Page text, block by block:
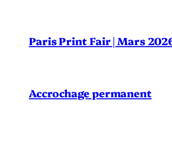
Paris Print Fair | Mars
Accrochage permanent